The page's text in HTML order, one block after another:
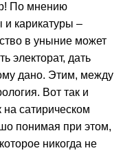
По мнению
и карикатуры –
в уныние может
электорат, дать
дано. Этим, между
Вот так и
на сатирическом
понимая при этом,
никогда не